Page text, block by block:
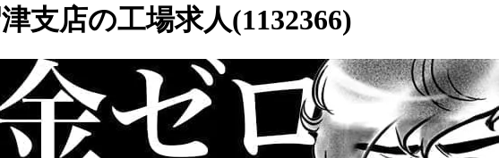
支店の工場求人(1132366)